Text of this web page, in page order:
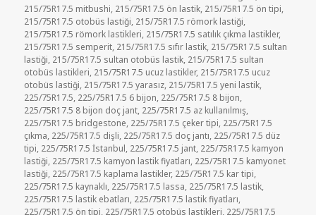
215/75R17.5 mitbushi, 215/75R17.5 ön lastik, 215/75R17.5 ön tipi,
215/75R17.5 otobüs lastiği, 215/75R17.5 römork lastiği,
215/75R17.5 römork lastikleri, 215/75R17.5 satılık çıkma lastikler,
215/75R17.5 semperit, 215/75R17.5 sıfır lastik, 215/75R17.5 sultan
lastiği, 215/75R17.5 sultan otobüs lastik, 215/75R17.5 sultan
otobüs lastikleri, 215/75R17.5 ucuz lastikler, 215/75R17.5 ucuz
otobüs lastiği, 215/75R17.5 yarasız, 215/75R17.5 yeni lastik,
225/75R17.5, 225/75R17.5 6 bijon, 225/75R17.5 8 bijon,
225/75R17.5 8 bijon doç jant, 225/75R17.5 az kullanılmış,
225/75R17.5 bridgestone, 225/75R17.5 çeker tipi, 225/75R17.5
çıkma, 225/75R17.5 dişli, 225/75R17.5 doç jantı, 225/75R17.5 düz
tipi, 225/75R17.5 İstanbul, 225/75R17.5 jant, 225/75R17.5 kamyon
lastiği, 225/75R17.5 kamyon lastik fiyatları, 225/75R17.5 kamyonet
lastiği, 225/75R17.5 kaplama lastikler, 225/75R17.5 kar tipi,
225/75R17.5 kaynaklı, 225/75R17.5 lassa, 225/75R17.5 lastik,
225/75R17.5 lastik ebatları, 225/75R17.5 lastik fiyatları,
225/75R17.5 ön tipi, 225/75R17.5 otobüs lastikleri, 225/75R17.5